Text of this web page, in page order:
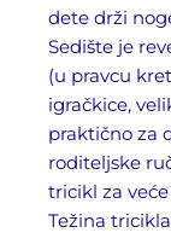
dete drži
Sedište je
(u pravcu
igračkice,
praktično za
roditeljske
tricikl za
Težina